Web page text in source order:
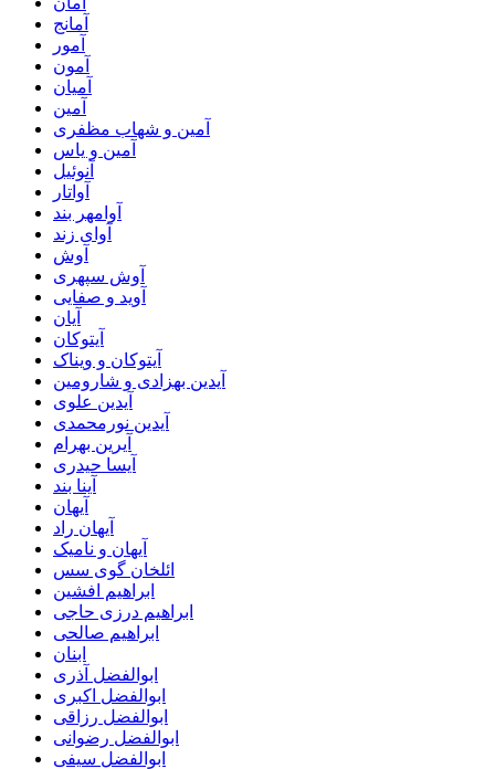
آمانج
آمور
آمون
آمیان
آمین
آمین و شهاب مظفری
آمین و یاس
آنوئیل
آواتار
آوامهر بند
آوای زند
آوش
آوش سپهری
آوید و صفایی
آیان
آیتوکان
آیتوکان و ویناک
آیدین بهزادی و شارومین
آیدین علوی
آیدین نورمحمدی
آیرین بهرام
آیسا حیدری
آینا بند
آیهان
آیهان راد
آیهان و نامیک
ائلخان گوی سس
ابراهیم افشین
ابراهیم درزی حاجی
ابراهیم صالحی
ابنان
ابوالفضل آذری
ابوالفضل اکبری
ابوالفضل رزاقی
ابوالفضل رضوانی
ابوالفضل سیفی